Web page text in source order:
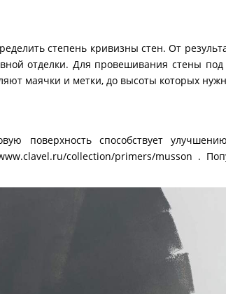
степень кривизны стен. От
отделки. Для провешивания стены
маячки и метки, до высоты которых
поверхность способствует
collection/primers/musson .